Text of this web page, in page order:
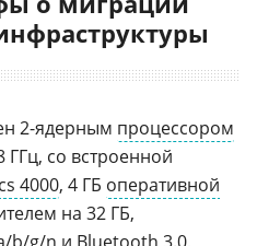
2-ядерным процессором
ГГц, со встроенной
4000, 4 ГБ оперативной
на 32 ГБ,
b/g/n и Bluetooth 3.0,